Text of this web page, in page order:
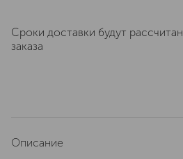
Сроки доставки будут
заказа
Описание